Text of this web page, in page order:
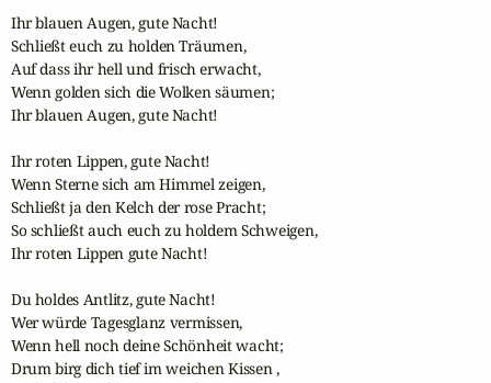
Ihr blauen Augen, gute Nacht!
Schließt euch zu holden Träumen,
Auf dass ihr hell und frisch erwacht,
Wenn golden sich die Wolken säumen;
Ihr blauen Augen, gute Nacht!
Ihr roten Lippen, gute Nacht!
Wenn Sterne sich am Himmel zeigen,
Schließt ja den Kelch der rose Pracht;
So schließt auch euch zu holdem Schweigen,
Ihr roten Lippen gute Nacht!
Du holdes Antlitz, gute Nacht!
Wer würde Tagesglanz vermissen,
Wenn hell noch deine Schönheit wacht;
Drum birg dich tief im weichen Kissen ,